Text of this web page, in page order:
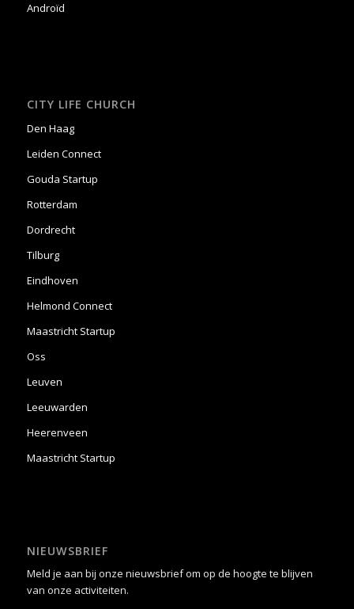
Androïd
CITY LIFE CHURCH
Den Haag
Leiden Connect
Gouda Startup
Rotterdam
Dordrecht
Tilburg
Eindhoven
Helmond Connect
Maastricht Startup
Oss
Leuven
Leeuwarden
Heerenveen
Maastricht Startup
NIEUWSBRIEF
Meld je aan bij onze nieuwsbrief om op de hoogte te blijven
van onze activiteiten.